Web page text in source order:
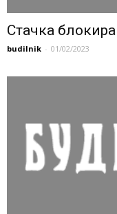
Стачка
budilnik - 01/02/2023